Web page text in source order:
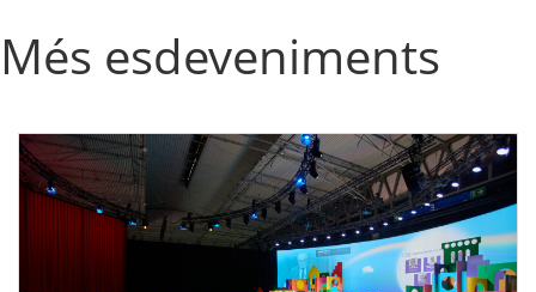
Més esdeveniments